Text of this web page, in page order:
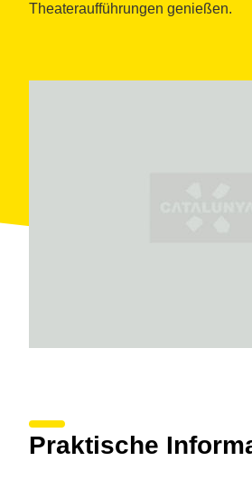
Theateraufführungen genießen.
Praktische